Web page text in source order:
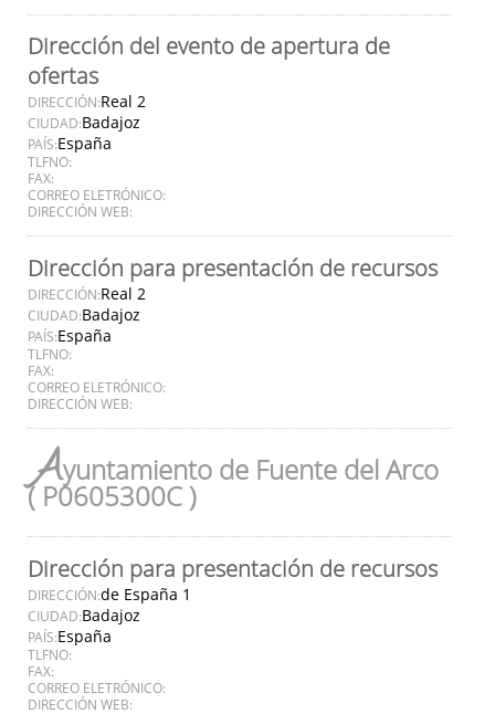
Dirección del evento de apertura de
ofertas
DIRECCIÓN:Real 2
CIUDAD:Badajoz
PAÍS:España
TLFNO:
FAX:
CORREO ELETRÓNICO:
DIRECCIÓN WEB:
Dirección para presentación de recursos
DIRECCIÓN:Real 2
CIUDAD:Badajoz
PAÍS:España
TLFNO:
FAX:
CORREO ELETRÓNICO:
DIRECCIÓN WEB:
Ayuntamiento de Fuente del Arco
( P0605300C )
Dirección para presentación de recursos
DIRECCIÓN:de España 1
CIUDAD:Badajoz
PAÍS:España
TLFNO:
FAX:
CORREO ELETRÓNICO:
DIRECCIÓN WEB: